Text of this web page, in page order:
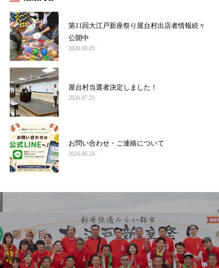
第11回大江戸新座祭り屋台村出店者情報続々
公開中
2026.08.05
屋台村当選者決定しました！
2026.07.25
お問い合わせ・ご連絡について
2026.06.24